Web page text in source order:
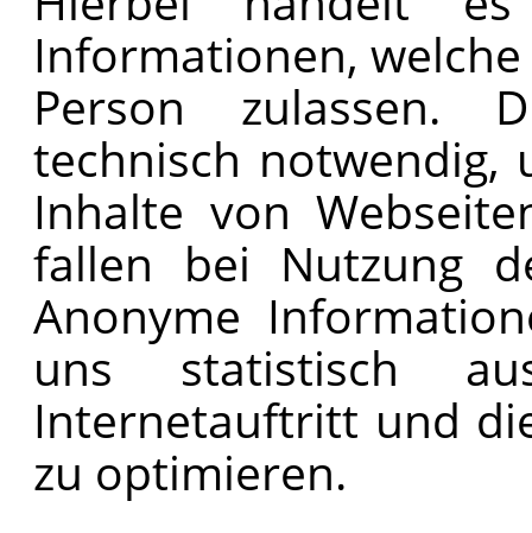
Informationen,
Person zulassen.
technisch notwendig,
Inhalte von
fallen bei Nutzung
Anonyme
uns statistisch
Internetauftritt und
zu optimieren.